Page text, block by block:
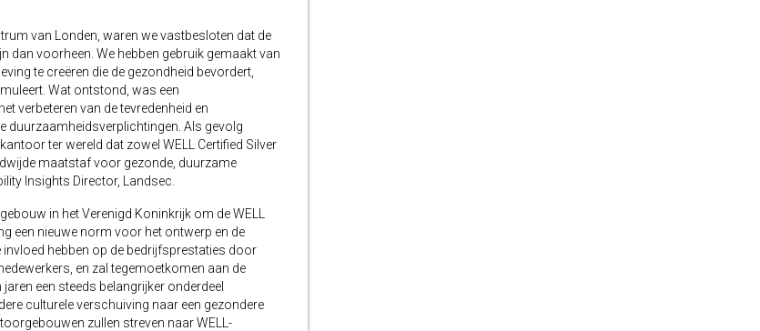
van Londen, waren we vastbesloten dat de
dan voorheen. We hebben gebruik gemaakt van
te creëren die de gezondheid bevordert,
Wat ontstond, was een
verbeteren van de tevredenheid en
duurzaamheidsverplichtingen. Als gevolg
ter wereld dat zowel WELL Certified Silver
maatstaf voor gezonde, duurzame
Insights Director, Landsec.
in het Verenigd Koninkrijk om de WELL
een nieuwe norm voor het ontwerp en de
hebben op de bedrijfsprestaties door
en zal tegemoetkomen aan de
een steeds belangrijker onderdeel
culturele verschuiving naar een gezondere
zullen streven naar WELL-